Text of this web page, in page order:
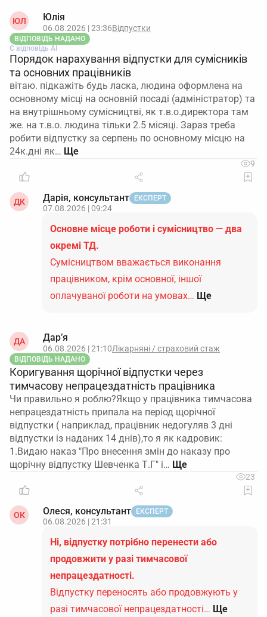
ЮЛ Юлія
06.08.2026 | 23:36Відпустки
ВІДПОВІДЬ НАДАНО
Є відповідь АІ
Порядок нарахування відпустки для сумісників
та основних працівників
вітаю. підкажіть будь ласка, людина оформлена на
основному місці на основній посаді (адміністратор) та
на внутрішньому сумісництві, як т.в.о.директора там
же. на т.в.о. людина тільки 2.5 місяці. Зараз треба
робити відпустку за серпень по основному місцю на
24к.дні як…
9
ДК Дарія, консультант ЕКСПЕРТ
07.08.2026 | 09:24
Основне місце роботи і сумісництво — два
окремі ТД.
Сумісництвом вважається виконання
працівником, крім основної, іншої
оплачуваної роботи на умовах… Ще
ДА Дар’я
06.08.2026 | 21:10Лікарняні / страховий стаж
ВІДПОВІДЬ НАДАНО
Коригування щорічної відпустки через
тимчасову непрацездатність працівника
Чи правильно я роблю?Якщо у працівника тимчасова
непрацездатність припала на період щорічної
відпустки ( наприклад, працівник недогуляв 3 дні
відпустки із наданих 14 днів),то я як кадровик:
1.Видаю наказ "Про внесення змін до наказу про
щорічну відпустку Шевченка Т.Г" і…
23
ОК Олеся, консультант ЕКСПЕРТ
06.08.2026 | 21:31
Ні, відпустку потрібно перенести або
продовжити у разі тимчасової
непрацездатності.
Відпустку переносять або продовжують у
разі тимчасової непрацездатності… Ще